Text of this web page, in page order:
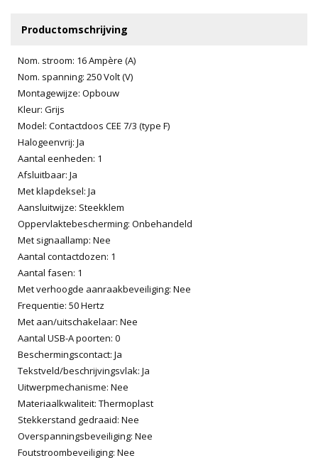
Productomschrijving
Nom. stroom: 16 Ampère (A)
Nom. spanning: 250 Volt (V)
Montagewijze: Opbouw
Kleur: Grijs
Model: Contactdoos CEE 7/3 (type F)
Halogeenvrij: Ja
Aantal eenheden: 1
Afsluitbaar: Ja
Met klapdeksel: Ja
Aansluitwijze: Steekklem
Oppervlaktebescherming: Onbehandeld
Met signaallamp: Nee
Aantal contactdozen: 1
Aantal fasen: 1
Met verhoogde aanraakbeveiliging: Nee
Frequentie: 50 Hertz
Met aan/uitschakelaar: Nee
Aantal USB-A poorten: 0
Beschermingscontact: Ja
Tekstveld/beschrijvingsvlak: Ja
Uitwerpmechanisme: Nee
Materiaalkwaliteit: Thermoplast
Stekkerstand gedraaid: Nee
Overspanningsbeveiliging: Nee
Foutstroombeveiliging: Nee